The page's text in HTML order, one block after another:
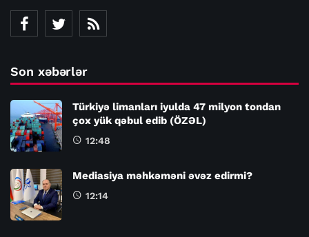
Son xəbərlər
Türkiyə limanları iyulda 47 milyon tondan
çox yük qəbul edib (ÖZƏL)
12:48
Mediasiya məhkəməni əvəz edirmi?
12:14